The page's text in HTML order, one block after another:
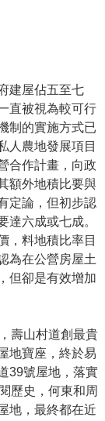
建屋佔五至七
直被視為較可行
制的實施方式已
人農地發展項目
合作計畫，向政
額外地積比要與
定論，但初步認
達六成或七成。
，料地積比率目
為在公營房屋土
但卻是有效增加
壽山村道創最貴
地寶座，終於易
39號屋地，落實
歷史，何東和周
地，最終都在近